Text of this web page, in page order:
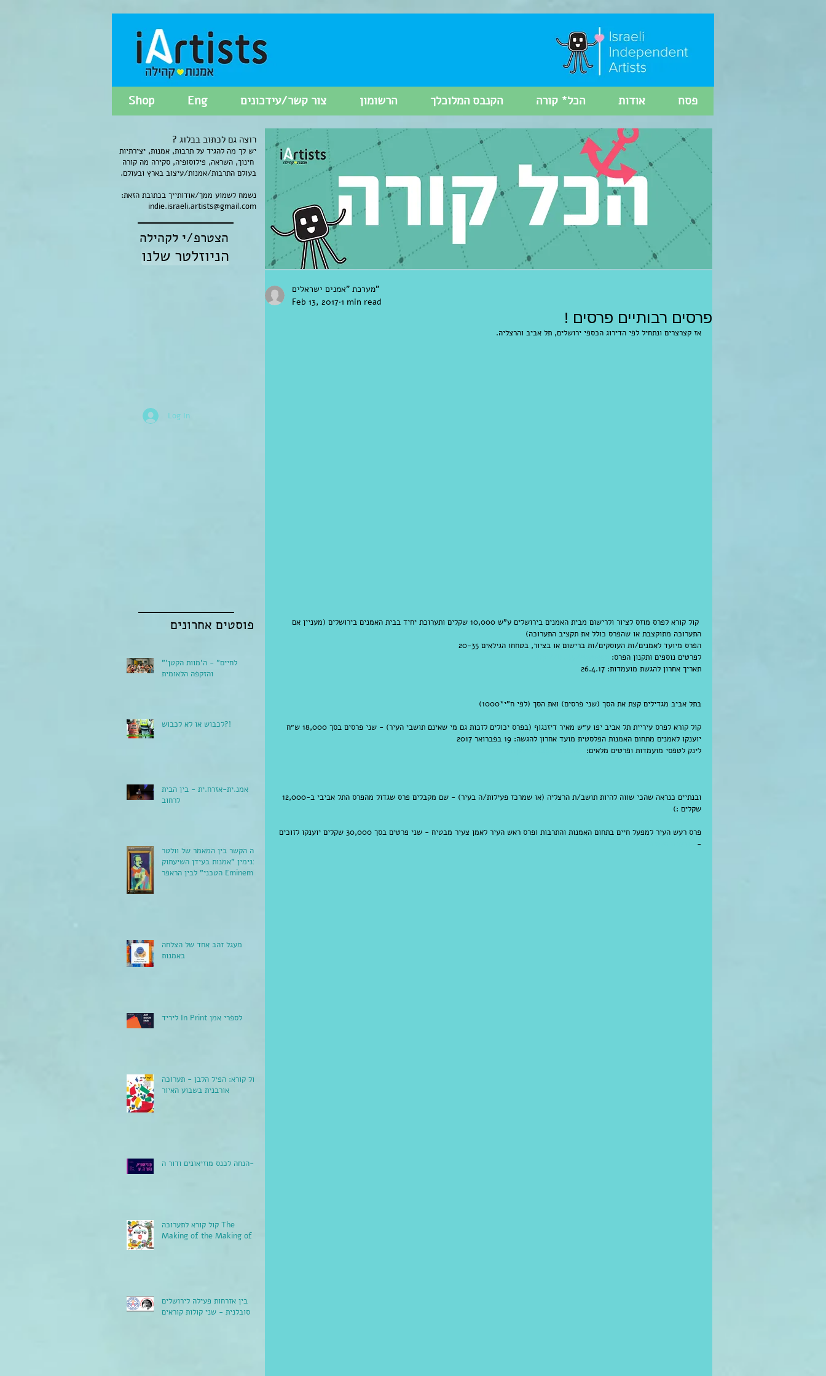
Shop Eng צור קשר/עידכונים הרשומון הקנבס המלוכלך הכל* קורה אודות פסח
Log In
רוצה גם לכתוב בבלוג ?
יש לך מה להגיד על תרבות, אמנות, יצירתיות
חינוך, השראה, פילוסופיה, סקירה מה קורה
בעולם התרבות/אמנות/עיצוב בארץ ובעולם.
נשמח לשמוע ממך/אודותייך בכתובת הזאת:
indie.israeli.artists@gmail.com
הצטרפ/י לקהילה
הניוזלטר שלנו
פוסטים אחרונים
"לחיים" - ה'מוות הקטן'
והזקפה הלאומית
לכבוש או לא לכבוש?!
אמנ.ית-אזרח.ית - בין הבית
לרחוב
מה הקשר בין המאמר של וולטר
בנימין "אמנות בעידן השיעתוק
הטכני" לבין הראפר Eminem?
מעגל זהב אחד של הצלחה
באמנות
ליריד In Print לספרי אמן
קול קורא: הפיל הלבן - תערוכה
אורבנית בשבוע האיור
הנחה לכנס מוזיאונים ודור ה-Y
קול קורא לתערוכה The
Making of the Making of
בין אזרחות פעילה לירושלים
סובלנית - שני קולות קוראים
פרסים רבותיים פרסים !
מערכת "אמנים ישראלים"
Feb 13, 2017 1 min read
אז קצרצרים ונתחיל לפי הדירוג הכספי ירושלים, תל אביב והרצליה.
קול קורא לפרס מוזס לציור ולרישום מבית האמנים בירושלים ע"ש 10,000 שקלים ותערוכת יחיד בבית האמנים בירושלים (מעניין אם
התערוכה מתוקצבת או שהפרס כולל את תקציב התערוכה)
הפרס מיועד לאמנים/ות העוסקים/ות ברישום או בציור, בטחחו הגילאים 20-35
לפרטים נוספים ותקנון הפרס:
תאריך אחרון להגשת מועמדות: 26.4.17
בתל אביב מגדילים קצת את הסך (שני פרסים) ואת הסך (לפי ח"י*1000)
קול קורא לפרס עיריית תל אביב יפו ע״ש מאיר דיזנגוף (בפרס יכולים לזכות גם מי שאינם תושבי העיר) - שני פרסים בסך 18,000 ש״ח
יוענקו לאמנים מתחום האמנות הפלסטית מועד אחרון להגשה: 19 בפברואר 2017
לינק לטפסי מועמדות ופרטים מלאים:
שקלים :)
פרס רעש העיר למפעל חיים בתחום האמנות והתרבות ופרס ראש העיר לאמן צעיר מבטיח - שני פרטים בסך 30,000 שקלים יוענקו לזוכים
-